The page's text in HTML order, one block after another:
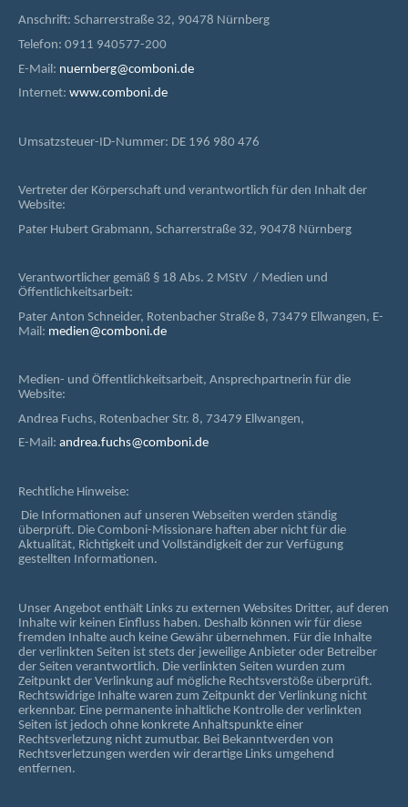
Anschrift: Scharrerstraße 32, 90478 Nürnberg
Telefon: 0911 940577-200
E-Mail: nuernberg@comboni.de
Internet: www.comboni.de
Umsatzsteuer-ID-Nummer: DE 196 980 476
Vertreter der Körperschaft und verantwortlich für den Inhalt der
Website:
Pater Hubert Grabmann, Scharrerstraße 32, 90478 Nürnberg
Verantwortlicher gemäß § 18 Abs. 2 MStV / Medien und
Öffentlichkeitsarbeit:
Pater Anton Schneider, Rotenbacher Straße 8, 73479 Ellwangen, E-
Mail: medien@comboni.de
Medien- und Öffentlichkeitsarbeit, Ansprechpartnerin für die
Website:
Andrea Fuchs, Rotenbacher Str. 8, 73479 Ellwangen,
E-Mail: andrea.fuchs@comboni.de
Rechtliche Hinweise:
Die Informationen auf unseren Webseiten werden ständig
überprüft. Die Comboni-Missionare haften aber nicht für die
Aktualität, Richtigkeit und Vollständigkeit der zur Verfügung
gestellten Informationen.
Unser Angebot enthält Links zu externen Websites Dritter, auf deren
Inhalte wir keinen Einfluss haben. Deshalb können wir für diese
fremden Inhalte auch keine Gewähr übernehmen. Für die Inhalte
der verlinkten Seiten ist stets der jeweilige Anbieter oder Betreiber
der Seiten verantwortlich. Die verlinkten Seiten wurden zum
Zeitpunkt der Verlinkung auf mögliche Rechtsverstöße überprüft.
Rechtswidrige Inhalte waren zum Zeitpunkt der Verlinkung nicht
erkennbar. Eine permanente inhaltliche Kontrolle der verlinkten
Seiten ist jedoch ohne konkrete Anhaltspunkte einer
Rechtsverletzung nicht zumutbar. Bei Bekanntwerden von
Rechtsverletzungen werden wir derartige Links umgehend
entfernen.